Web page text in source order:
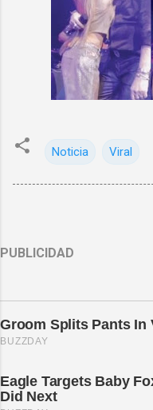
Noticia Viral
PUBLICIDAD